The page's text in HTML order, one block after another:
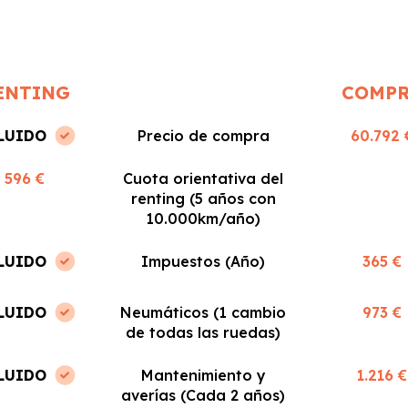
Precio de compra 60.792
596 €
Cuota orientativa del
renting (5 años con
10.000km/año)
Impuestos (Año) 365 €
Neumáticos (1 cambio
de todas las ruedas)
973 €
Mantenimiento y
averías (Cada 2 años)
1.216 €